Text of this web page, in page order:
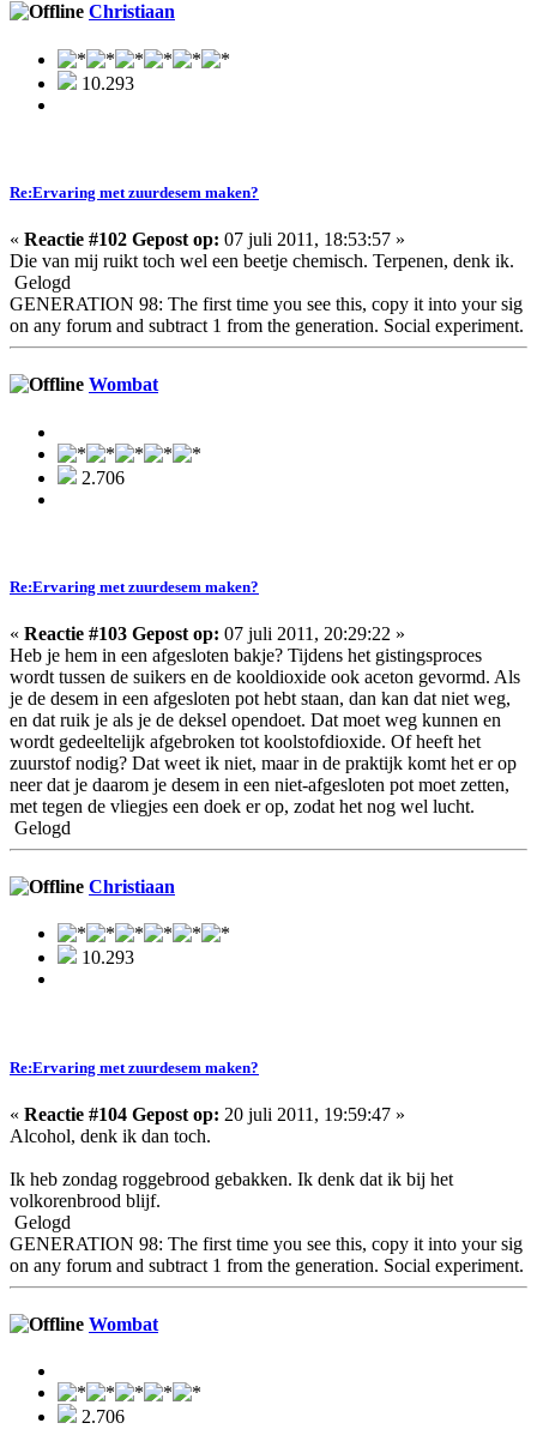
Christiaan
10.293
Re:Ervaring met zuurdesem maken?
« Reactie #102 Gepost op: 07 juli 2011, 18:53:57 »
Die van mij ruikt toch wel een beetje chemisch. Terpenen, denk ik.
Gelogd
GENERATION 98: The first time you see this, copy it into your sig
on any forum and subtract 1 from the generation. Social experiment.
Wombat
2.706
Re:Ervaring met zuurdesem maken?
« Reactie #103 Gepost op: 07 juli 2011, 20:29:22 »
Heb je hem in een afgesloten bakje? Tijdens het gistingsproces
wordt tussen de suikers en de kooldioxide ook aceton gevormd. Als
je de desem in een afgesloten pot hebt staan, dan kan dat niet weg,
en dat ruik je als je de deksel opendoet. Dat moet weg kunnen en
wordt gedeeltelijk afgebroken tot koolstofdioxide. Of heeft het
zuurstof nodig? Dat weet ik niet, maar in de praktijk komt het er op
neer dat je daarom je desem in een niet-afgesloten pot moet zetten,
met tegen de vliegjes een doek er op, zodat het nog wel lucht.
Gelogd
Christiaan
10.293
Re:Ervaring met zuurdesem maken?
« Reactie #104 Gepost op: 20 juli 2011, 19:59:47 »
Alcohol, denk ik dan toch.
Ik heb zondag roggebrood gebakken. Ik denk dat ik bij het
volkorenbrood blijf.
Gelogd
GENERATION 98: The first time you see this, copy it into your sig
on any forum and subtract 1 from the generation. Social experiment.
Wombat
2.706